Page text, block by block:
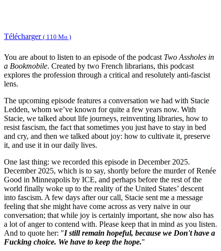
Télécharger ( 110 Mo )
You are about to listen to an episode of the podcast Two Assholes in
a Bookmobile. Created by two French librarians, this podcast
explores the profession through a critical and resolutely anti-fascist
lens.
The upcoming episode features a conversation we had with Stacie
Ledden, whom we’ve known for quite a few years now. With
Stacie, we talked about life journeys, reinventing libraries, how to
resist fascism, the fact that sometimes you just have to stay in bed
and cry, and then we talked about joy: how to cultivate it, preserve
it, and use it in our daily lives.
One last thing: we recorded this episode in December 2025.
December 2025, which is to say, shortly before the murder of Renée
Good in Minneapolis by ICE, and perhaps before the rest of the
world finally woke up to the reality of the United States’ descent
into fascism. A few days after our call, Stacie sent me a message
feeling that she might have come across as very naive in our
conversation; that while joy is certainly important, she now also has
a lot of anger to contend with. Please keep that in mind as you listen.
And to quote her: "I still remain hopeful, because we Don't have a
Fucking choice. We have to keep the hope."